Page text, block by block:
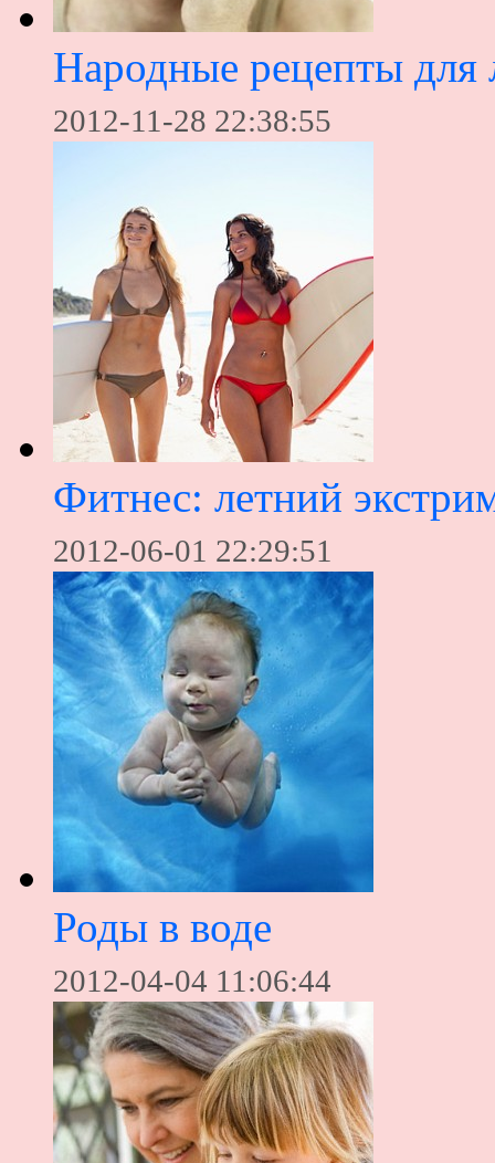
Народные рецепты для
2012-11-28 22:38:55
Фитнес: летний
2012-06-01 22:29:51
Роды в воде
2012-04-04 11:06:44